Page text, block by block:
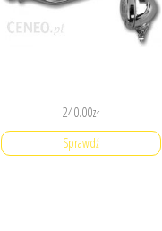
240.00zł
Sprawdź